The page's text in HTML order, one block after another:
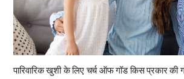
पारिवारिक खुशी के लिए चर्च ऑफ गॉड किस प्रकार की